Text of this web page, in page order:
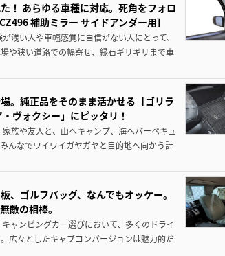
！ あらゆる車種に対応。死角をフォロ
補助ミラー サイドアンダー用］
浅い人や車幅感覚に自信がない人にとって、
や狭い道路での幅寄せ、縁石ギリギリまで車
。純正品をそのまま活かせる［ゴリラ
ヴォクシー」にピッタリ！
族や友人と、山へキャンプ、海へバーベキュ
んなでワイワイガヤガヤと目的地へ向かう計
ゴルフバッグ、なんでもオッケー。
敵の相棒。
ャンピングカー選びにおいて、多くのドライ
広々としたキャブコンバージョンは魅力的だ